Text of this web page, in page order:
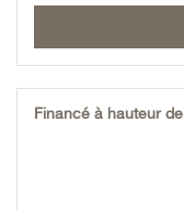
Financé à hauteur de